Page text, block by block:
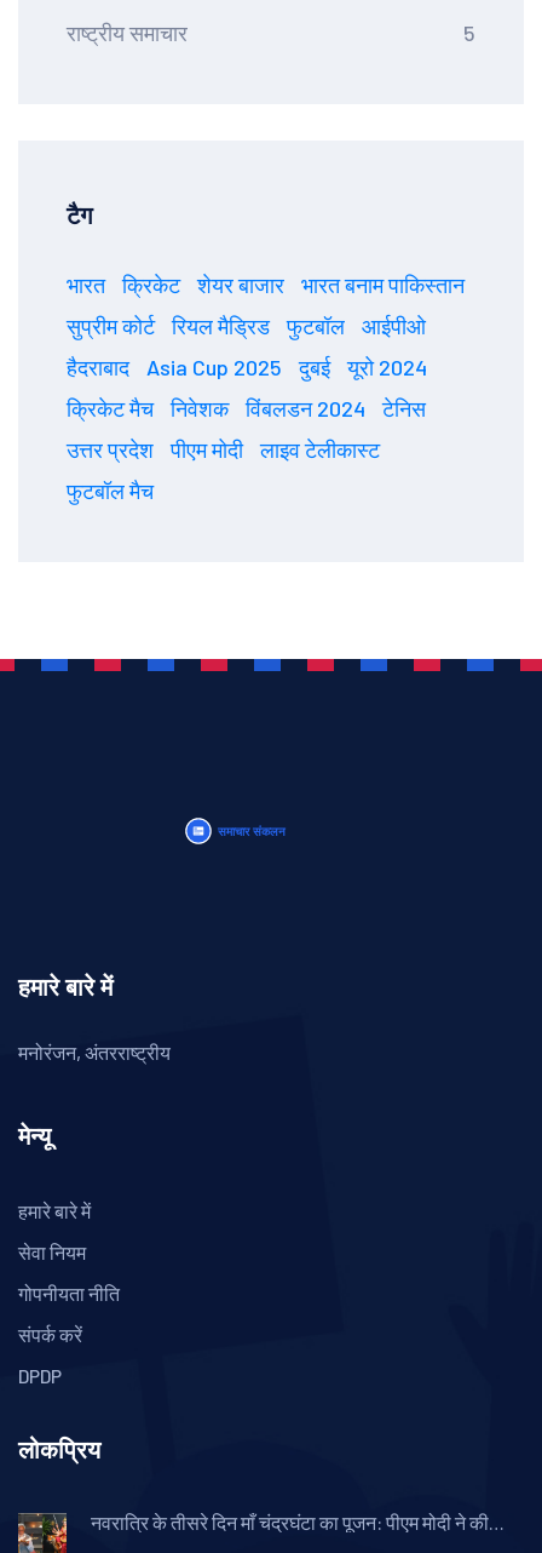
राष्ट्रीय समाचार 5
टैग
भारत क्रिकेट शेयर बाजार
भारत बनाम पाकिस्तान
सुप्रीम कोर्ट
रियल मैड्रिड फुटबॉल
आईपीओ
हैदराबाद
Asia Cup 2025 दुबई
यूरो 2024
क्रिकेट मैच
निवेशक विंबलडन 2024
टेनिस
उत्तर प्रदेश
पीएम मोदी
लाइव टेलीकास्ट
फुटबॉल मैच
हमारे बारे में
मनोरंजन, अंतरराष्ट्रीय
मेन्यू
हमारे बारे में
सेवा नियम
गोपनीयता नीति
संपर्क करें
DPDP
लोकप्रिय
नवरात्रि के तीसरे दिन माँ चंद्रघंटा का पूजन: पीएम मोदी ने की